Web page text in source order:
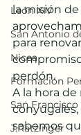
León XIV
San Antonio
Nicea
Formación
San Francisco
J.Ratzinger
la misión
para
perdón.
A la hora de
sabemos